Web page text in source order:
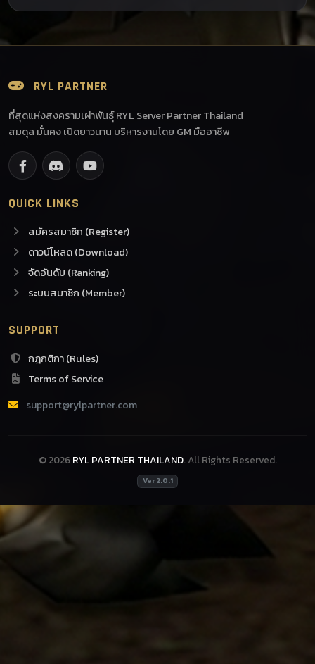
RYL PARTNER
ที่สุดแห่งสงครามเผ่าพันธุ์ RYL Server Partner Thailand
สมดุล มั่นคง เปิดยาวนาน บริหารงานโดย GM มืออาชีพ
QUICK LINKS
สมัครสมาชิก (Register)
ดาวน์โหลด (Download)
จัดอันดับ (Ranking)
ระบบสมาชิก (Member)
SUPPORT
กฎกติกา (Rules)
Terms of Service
support@rylpartner.com
© 2026 RYL PARTNER THAILAND. All Rights Reserved.
Ver 2.0.1